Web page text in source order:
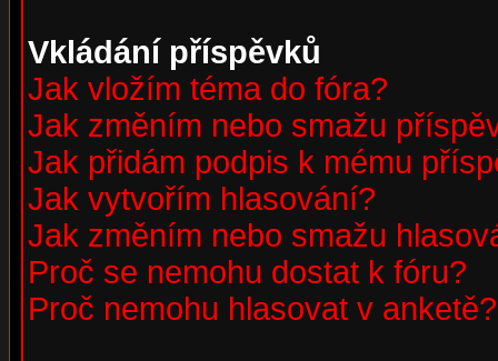
Vkládání příspěvků
Jak vložím téma do fóra?
Jak změním nebo smažu
Jak přidám podpis k mému
Jak vytvořím hlasování?
Jak změním nebo smažu
Proč se nemohu dostat k fóru?
Proč nemohu hlasovat v anketě?